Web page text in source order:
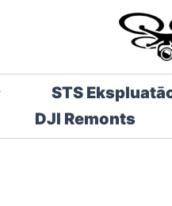
STS
DJI Remonts